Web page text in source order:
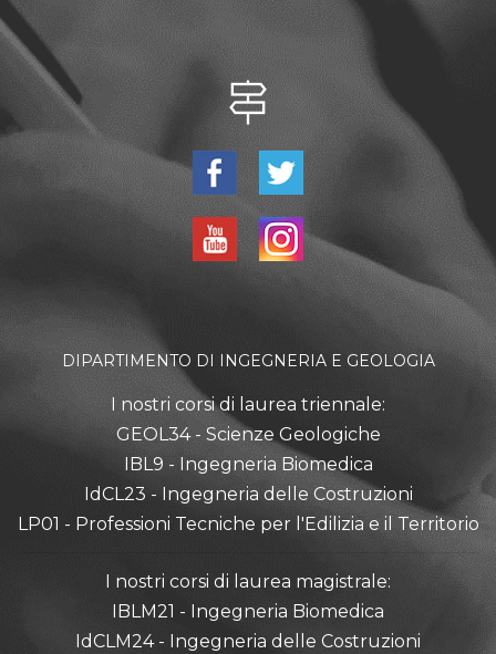
DIPARTIMENTO DI INGEGNERIA E GEOLOGIA
I nostri corsi di laurea triennale:
GEOL34 - Scienze Geologiche
IBL9 - Ingegneria Biomedica
IdCL23 - Ingegneria delle Costruzioni
LP01 - Professioni Tecniche per l'Edilizia e il Territorio
I nostri corsi di laurea magistrale:
IBLM21 - Ingegneria Biomedica
IdCLM24 - Ingegneria delle Costruzioni